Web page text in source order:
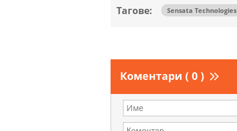
Тагове: Sensata Technologies
Коментари ( 0 )